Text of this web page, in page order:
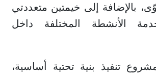
بالإضافة إلى خيمتين متعددتي
الأنشطة المختلفة داخل
تنفيذ بنية تحتية أساسية،